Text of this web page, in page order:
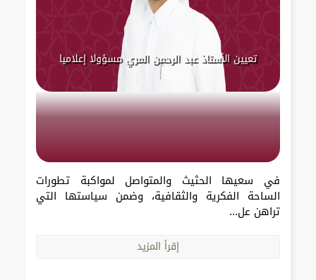
تعيين الأستاذ عبد الرحمن المري مسؤولا إعلاميا
في سعيها الحثيث والمتواصل لمواكبة تطورات
الساحة الفكرية والثقافية، وضمن سياستها التي
تراهن عل...
إقرأ المزيد